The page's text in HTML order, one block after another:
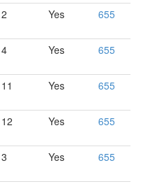
2 Yes 655
4 Yes 655
11 Yes 655
12 Yes 655
3 Yes 655